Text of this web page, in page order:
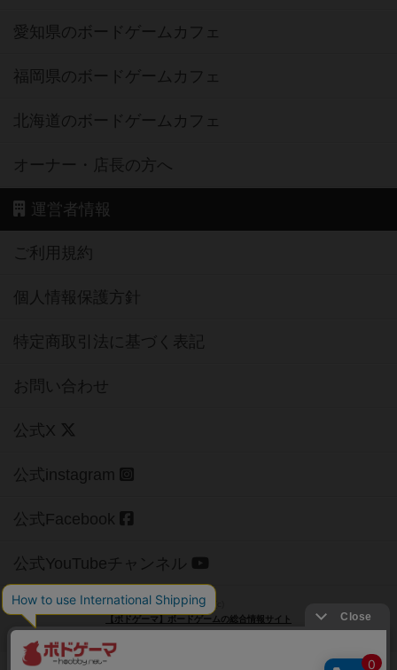
愛知県のボードゲームカフェ
福岡県のボードゲームカフェ
北海道のボードゲームカフェ
オーナー・店長の方へ
運営者情報
ご利用規約
個人情報保護方針
特定商取引法に基づく表記
お問い合わせ
公式X
公式instagram
公式Facebook
公式YouTubeチャンネル
Copyright (c)
【ボドゲーマ】ボードゲームの総合情報サイト